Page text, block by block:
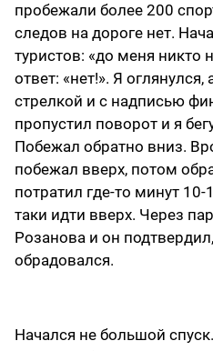
пробежали более 200
следов на дороге нет.
туристов: «до меня никто
ответ: «нет!». Я
стрелкой и с надписью
пропустил поворот и я
Побежал обратно вниз.
побежал вверх, потом
потратил где-то минут
таки идти вверх. Через
Розанова и он
обрадовался.
Начался не большой